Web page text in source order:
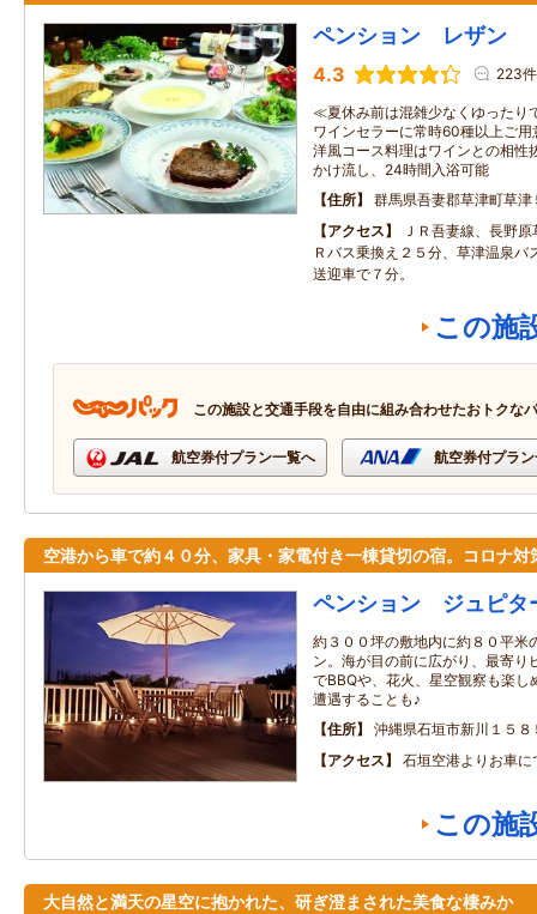
ペンション レザン
4.3 223件
≪夏休み前は混雑少なくゆった
ワインセラーに常時60種以上ご
洋風コース料理はワインとの相
かけ流し、24時間入浴可能
住所
群馬県吾妻郡草津町草津
アクセス
ＪＲ吾妻線、長野
Ｒバス乗換え２５分、草津温泉バ
送迎車で７分。
この施
この施設と交通手段を自由に組み合わせたおトクな
航空券付プラン一覧へ 航空券付プラ
空港から車で約４０分、家具・家電付き一棟貸切の宿。コロナ
ペンション ジュピタ
約３００坪の敷地内に約８０平米
ン。海が目の前に広がり、最寄り
でBBQや、花火、星空観察も楽し
遭遇することも♪
住所
沖縄県石垣市新川１５８
アクセス
石垣空港よりお車
この施
大自然と満天の星空に抱かれた、研ぎ澄まされた美食な棲みか